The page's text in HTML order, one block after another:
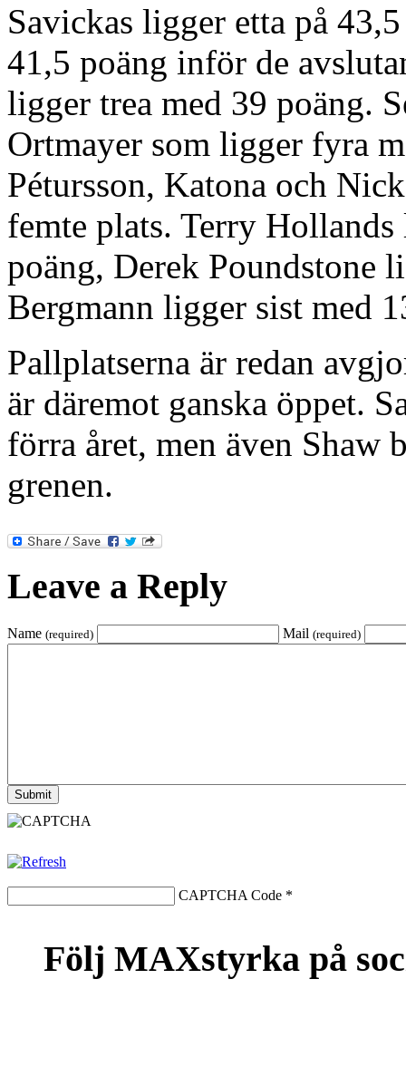
Savickas ligger etta på
41,5 poäng inför de
ligger trea med 39 poäng.
Ortmayer som ligger fyra
Pétursson, Katona och
femte plats. Terry
poäng, Derek Poundstone
Bergmann ligger sist med
Pallplatserna är redan
är däremot ganska öppet.
förra året, men även Shaw
grenen.
Leave a Reply
Name (required) Mail (required)
CAPTCHA Code *
Följ MAXstyrka på